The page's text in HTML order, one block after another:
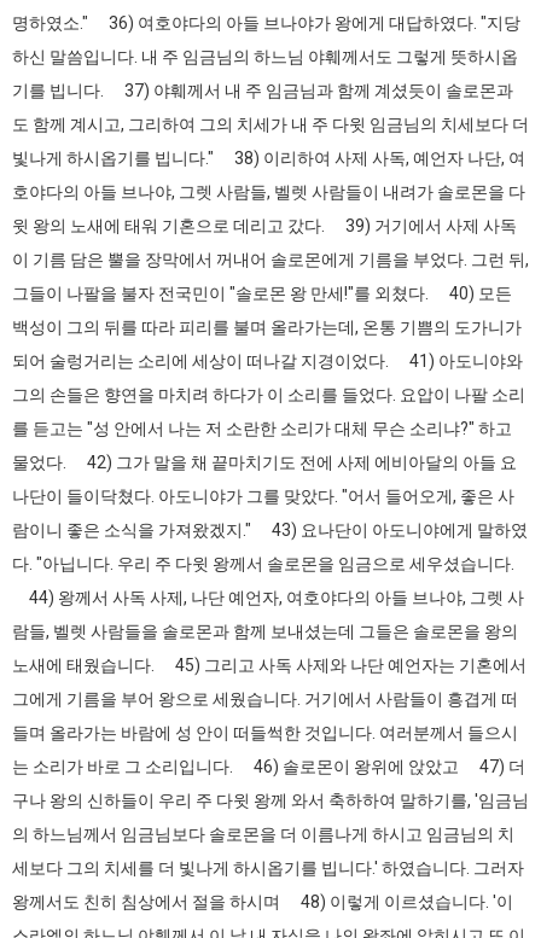
명하였소." 36) 여호야다의 아들 브나야가 왕에게 대답하였다. "지당
하신 말씀입니다. 내 주 임금님의 하느님 야훼께서도 그렇게 뜻하시옵
기를 빕니다. 37) 야훼께서 내 주 임금님과 함께 계셨듯이 솔로몬과
도 함께 계시고, 그리하여 그의 치세가 내 주 다윗 임금님의 치세보다 더
빛나게 하시옵기를 빕니다." 38) 이리하여 사제 사독, 예언자 나단, 여
호야다의 아들 브나야, 그렛 사람들, 벨렛 사람들이 내려가 솔로몬을 다
윗 왕의 노새에 태워 기혼으로 데리고 갔다. 39) 거기에서 사제 사독
이 기름 담은 뿔을 장막에서 꺼내어 솔로몬에게 기름을 부었다. 그런 뒤,
그들이 나팔을 불자 전국민이 "솔로몬 왕 만세!"를 외쳤다. 40) 모든
백성이 그의 뒤를 따라 피리를 불며 올라가는데, 온통 기쁨의 도가니가
되어 술렁거리는 소리에 세상이 떠나갈 지경이었다. 41) 아도니야와
그의 손들은 향연을 마치려 하다가 이 소리를 들었다. 요압이 나팔 소리
를 듣고는 "성 안에서 나는 저 소란한 소리가 대체 무슨 소리냐?" 하고
물었다. 42) 그가 말을 채 끝마치기도 전에 사제 에비아달의 아들 요
나단이 들이닥쳤다. 아도니야가 그를 맞았다. "어서 들어오게, 좋은 사
람이니 좋은 소식을 가져왔겠지." 43) 요나단이 아도니야에게 말하였
다. "아닙니다. 우리 주 다윗 왕께서 솔로몬을 임금으로 세우셨습니다.
44) 왕께서 사독 사제, 나단 예언자, 여호야다의 아들 브나야, 그렛 사
람들, 벨렛 사람들을 솔로몬과 함께 보내셨는데 그들은 솔로몬을 왕의
노새에 태웠습니다. 45) 그리고 사독 사제와 나단 예언자는 기혼에서
그에게 기름을 부어 왕으로 세웠습니다. 거기에서 사람들이 흥겹게 떠
들며 올라가는 바람에 성 안이 떠들썩한 것입니다. 여러분께서 들으시
는 소리가 바로 그 소리입니다. 46) 솔로몬이 왕위에 앉았고 47) 더
구나 왕의 신하들이 우리 주 다윗 왕께 와서 축하하여 말하기를, '임금님
의 하느님께서 임금님보다 솔로몬을 더 이름나게 하시고 임금님의 치
세보다 그의 치세를 더 빛나게 하시옵기를 빕니다.' 하였습니다. 그러자
왕께서도 친히 침상에서 절을 하시며 48) 이렇게 이르셨습니다. '이